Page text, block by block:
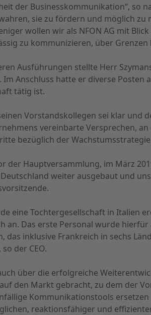
der Businesskommunikation“, so
sie zu fördern und möglich
wollen wir als NFON AG mit
zu kommunizieren, über Grenzen
Ausführungen stellte Herr
Im Anschluss hatte er diverse Posten
tätig ist.
Vorstandskollegen sei klar und
vereinbarte Versprechen,
bezüglich der
der Hauptversammlung, im März
weiter ausgebaut und
eine Tochtergesellschaft in Italien
an. Das erste Personal wurde
das inklusive Frankreich in sechs
der CEO.
über die erfolgreiche
den Markt gebracht, zu dem der
Kommunikationstools
reaktionsfähiger und